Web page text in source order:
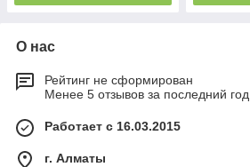
О нас
Рейтинг не сформирован
Менее 5 отзывов за последний год
Работает с 16.03.2015
г. Алматы